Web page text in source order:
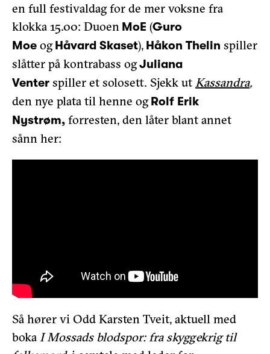
en full festivaldag for de mer voksne fra
klokka 15.00: Duoen MoE (Guro
Moe ogHåvard Skaset), Håkon Thelin spiller
slåtter på kontrabass ogJuliana
Venter spiller et solosett. Sjekk ut Kassandra,
den nye plata til henne ogRolf Erik
Nystrøm, forresten, den låter blant annet
sånn her:
Så hører vi Odd Karsten Tveit, aktuell med
boka I Mossads blodspor: fra skyggekrig til